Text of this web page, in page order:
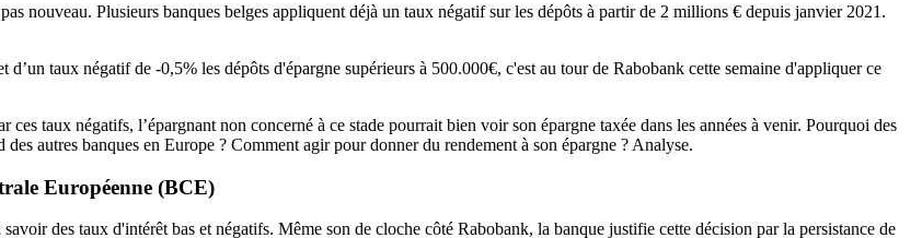
nouveau. Plusieurs banques belges appliquent déjà un taux négatif sur les dépôts à partir de 2 millions € depuis janvier 2021.
taux négatif de -0,5% les dépôts d'épargne supérieurs à 500.000€, c'est au tour de Rabobank cette semaine d'appliquer ce
taux négatifs, l’épargnant non concerné à ce stade pourrait bien voir son épargne taxée dans les années à venir. Pourquoi des
autres banques en Europe ? Comment agir pour donner du rendement à son épargne ? Analyse.
Européenne (BCE)
des taux d'intérêt bas et négatifs. Même son de cloche côté Rabobank, la banque justifie cette décision par la persistance de